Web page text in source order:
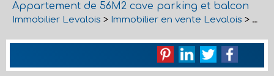
Appartement de 56M2 cave parking et balcon
Immobilier Levalois > Immobilier en vente Levalois > T3